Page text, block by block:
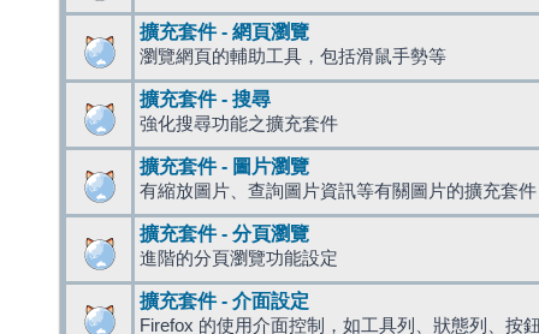
擴充套件 - 網頁瀏覽
瀏覽網頁的輔助工具，包括滑鼠手勢等
擴充套件 - 搜尋
強化搜尋功能之擴充套件
擴充套件 - 圖片瀏覽
有縮放圖片、查詢圖片資訊等有關圖片的擴充套件
擴充套件 - 分頁瀏覽
進階的分頁瀏覽功能設定
擴充套件 - 介面設定
Firefox 的使用介面控制，如工具列、狀態列、按